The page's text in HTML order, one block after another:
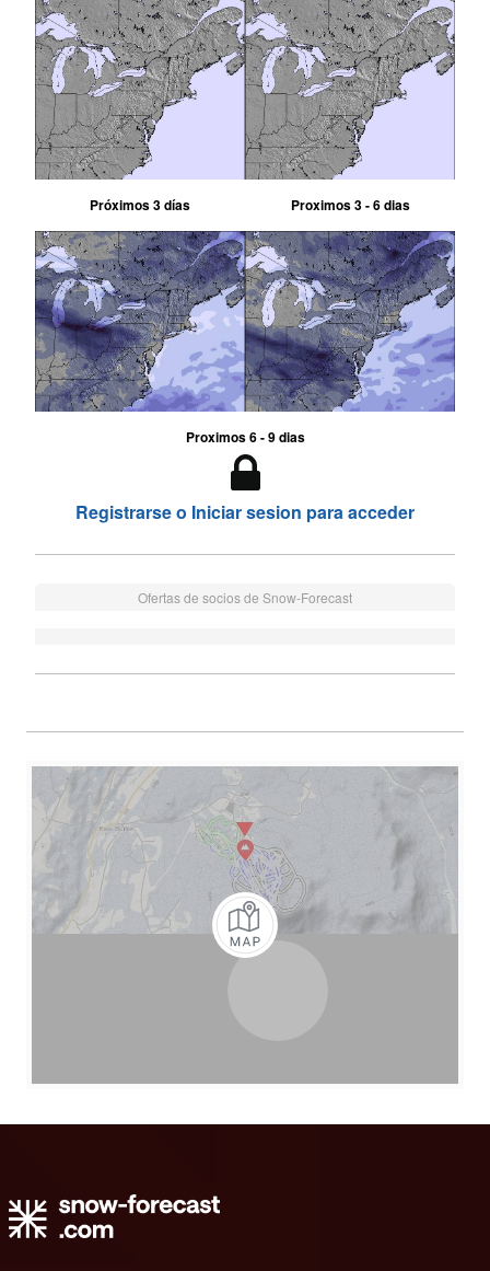
Próximos 3 días Proximos 3 - 6 dias
Proximos 6 - 9 dias
Registrarse o Iniciar sesion para acceder
Ofertas de socios de Snow-Forecast